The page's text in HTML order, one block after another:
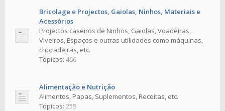
Bricolage e Projectos, Gaiolas, Ninhos, Materiais e
Acessórios
Projectos caseiros de Ninhos, Gaiolas, Voadeiras,
Viveiros, Espaços e outras utilidades como máquinas,
chocadeiras, etc.
Tópicos: 466
Alimentação e Nutrição
Alimentos, Papas, Suplementos, Receitas, etc.
Tópicos: 259